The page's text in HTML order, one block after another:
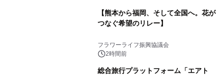
【熊本から福岡、そして全国へ。花が
つなぐ希望のリレー】
フラワーライフ振興協議会
2時間前
総合旅行プラットフォーム「エアト